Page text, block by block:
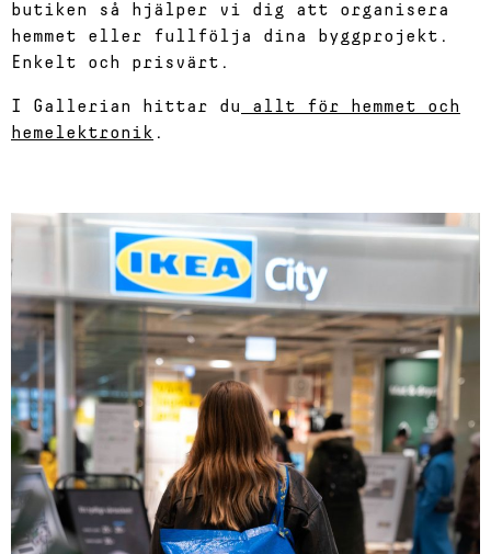
butiken så hjälper vi dig att organisera
hemmet eller fullfölja dina byggprojekt.
Enkelt och prisvärt.
I Gallerian hittar du
allt för hemmet och
hemelektronik .